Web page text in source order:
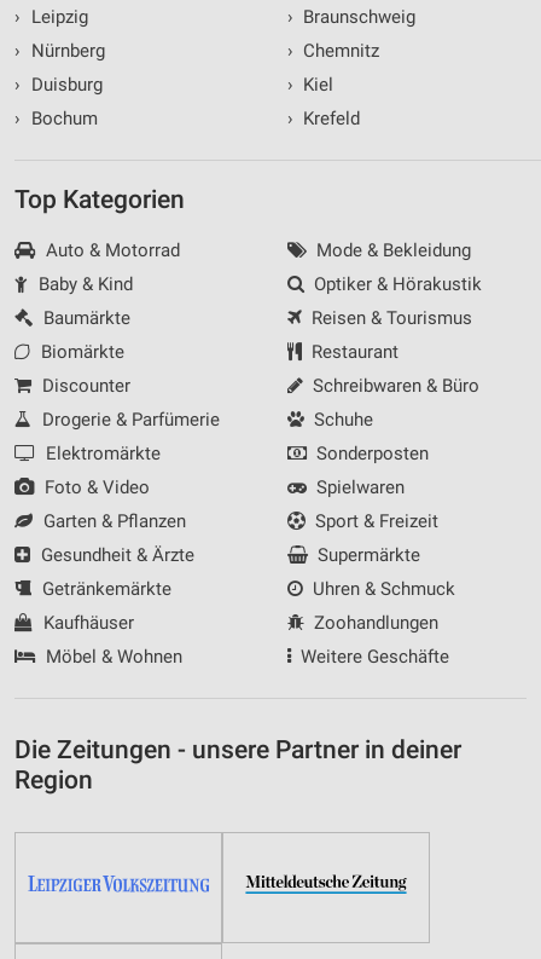
›
Leipzig
›
Nürnberg
›
Duisburg
›
Bochum
› Braunschweig
› Chemnitz
› Kiel
› Krefeld
Top Kategorien
Auto & Motorrad
Baby & Kind
Baumärkte
Biomärkte
Discounter
Drogerie & Parfümerie
Elektromärkte
Foto & Video
Garten & Pflanzen
Gesundheit & Ärzte
Getränkemärkte
Kaufhäuser
Möbel & Wohnen
Mode & Bekleidung
Optiker & Hörakustik
Reisen & Tourismus
Restaurant
Schreibwaren & Büro
Schuhe
Sonderposten
Spielwaren
Sport & Freizeit
Supermärkte
Uhren & Schmuck
Zoohandlungen
Weitere Geschäfte
Die Zeitungen - unsere Partner in deiner
Region